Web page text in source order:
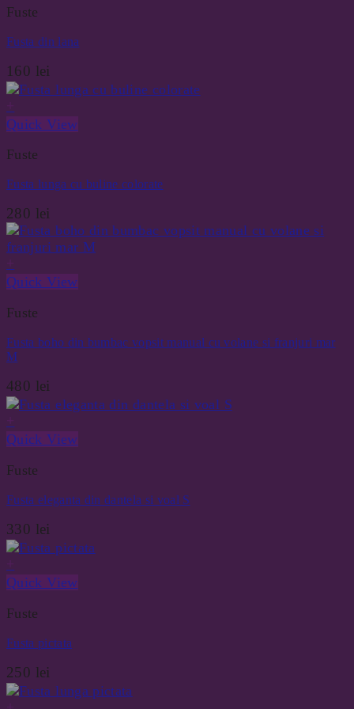
Fuste
Fusta din lana
160 lei
Quick View
Fuste
Fusta lunga cu buline colorate
280 lei
Quick View
Fuste
Fusta boho din bumbac vopsit manual cu volane si franjuri mar
M
480 lei
Quick View
Fuste
Fusta eleganta din dantela si voal S
330 lei
Quick View
Fuste
Fusta pictata
250 lei